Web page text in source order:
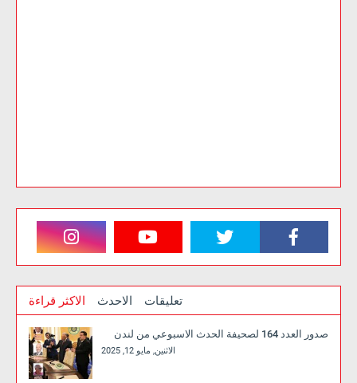
الاكثر قراءة الاحدث تعليقات
صدور العدد 164 لصحيفة الحدث الاسبوعي من لندن
الاثنين, مايو 12, 2025